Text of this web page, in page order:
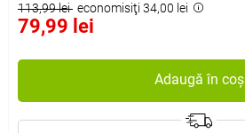
113,99 lei economisiţi 34,00 lei
79,99 lei
Adaugă în coș